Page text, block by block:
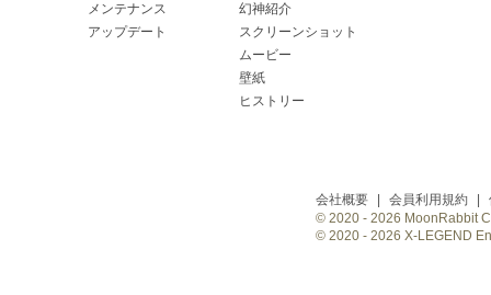
メンテナンス
アップデート
幻神紹介
スクリーンショット
ムービー
壁紙
ヒストリー
会社概要 会員利用規約
© 2020 - 2026 MoonRabbit
© 2020 - 2026 X-LEGEND